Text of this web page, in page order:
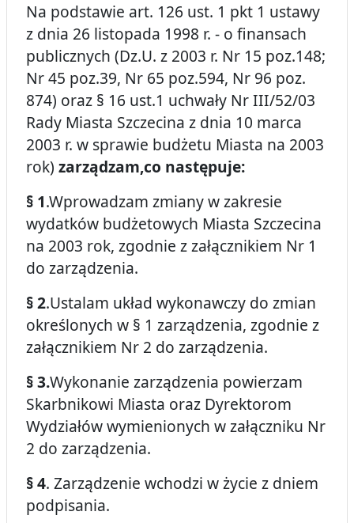
Na podstawie art. 126 ust. 1 pkt 1 ustawy
z dnia 26 listopada 1998 r. - o finansach
publicznych (Dz.U. z 2003 r. Nr 15 poz.148;
Nr 45 poz.39, Nr 65 poz.594, Nr 96 poz.
874) oraz § 16 ust.1 uchwały Nr III/52/03
Rady Miasta Szczecina z dnia 10 marca
2003 r. w sprawie budżetu Miasta na 2003
rok) zarządzam,co następuje:
§ 1.Wprowadzam zmiany w zakresie
wydatków budżetowych Miasta Szczecina
na 2003 rok, zgodnie z załącznikiem Nr 1
do zarządzenia.
§ 2.Ustalam układ wykonawczy do zmian
określonych w § 1 zarządzenia, zgodnie z
załącznikiem Nr 2 do zarządzenia.
§ 3.Wykonanie zarządzenia powierzam
Skarbnikowi Miasta oraz Dyrektorom
Wydziałów wymienionych w załączniku Nr
2 do zarządzenia.
§ 4. Zarządzenie wchodzi w życie z dniem
podpisania.